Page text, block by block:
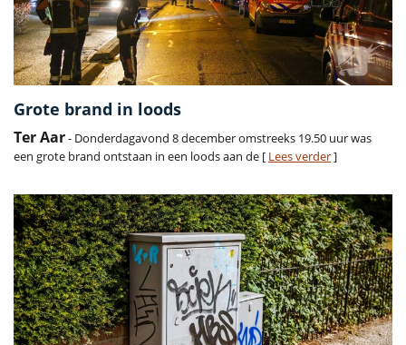
Grote brand in loods
Ter Aar- Donderdagavond 8 december omstreeks 19.50 uur was
een grote brand ontstaan in een loods aan de [ Lees verder]